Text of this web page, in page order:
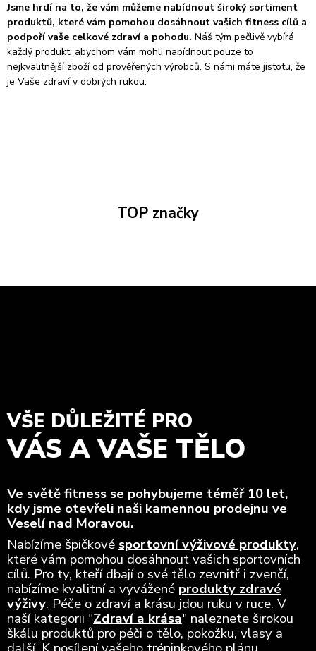
Jsme hrdí na to, že vám můžeme nabídnout široký sortiment
produktů, které vám pomohou dosáhnout vašich fitness cílů a
podpoří vaše celkové zdraví a pohodu. Náš tým pečlivě vybírá
každý produkt, abychom vám mohli nabídnout pouze to
nejkvalitnější zboží od prověřených výrobců. S námi máte jistotu, že
je Vaše zdraví v dobrých rukou.
TOP značky
VŠE DŮLEŽITÉ PRO
VÁS A VAŠE TĚLO
Ve světě fitness se pohybujeme téměř 10 let,
kdy jsme otevřeli naši kamennou prodejnu ve
Veselí nad Moravou.
Nabízíme špičkové sportovní výživové produkty,
které vám pomohou dosáhnout vašich sportovních
cílů. Pro ty, kteří dbají o své tělo zevnitř i zvenčí,
nabízíme kvalitní a vyvážené produkty zdravé
výživy. Péče o zdraví a krásu jdou ruku v ruce. V
naší kategorii "Zdraví a krása" naleznete širokou
škálu produktů pro péči o tělo, pokožku, vlasy a